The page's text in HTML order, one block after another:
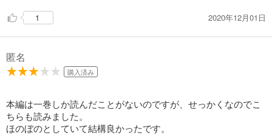
1 2020年12月01日
匿名
購入済み
本編は一巻しか読んだことがないのですが、せっかくなのでこ
ちらも読みました。
ほのぼのとしていて結構良かったです。